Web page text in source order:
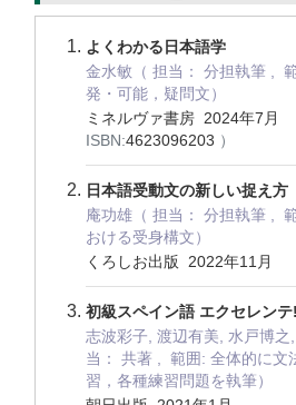
よくわかる日本語学
金水敏（ 担当： 分担執筆 ,
発・可能，疑問文）
ミネルヴァ書房 2024年7月
ISBN:4623096203 ）
日本語受動文の新しい捉え方
庵功雄（ 担当： 分担執筆 ,
おける受身構文）
くろしお出版 2022年11月
初級スペイン語 エクセレン
志波彩子, 渡辺有美, 水戸博之
当： 共著 , 範囲: 全体的に文
習，各種練習問題を執筆）